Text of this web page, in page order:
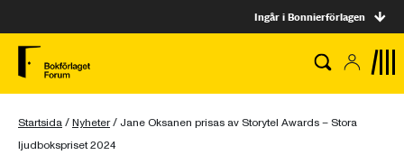
Ingår i Bonnierförlagen
Startsida/Nyheter/Jane Oksanen prisas av Storytel Awards – Stora
ljudbokspriset 2024